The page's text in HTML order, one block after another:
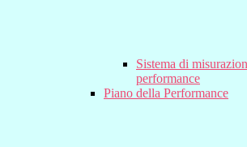
Sistema di
performance
Piano della Performance